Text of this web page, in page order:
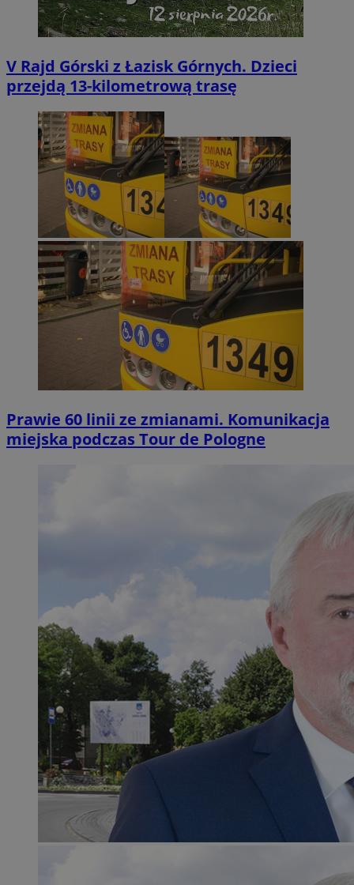
V Rajd Górski z Łazisk Górnych. Dzieci
przejdą 13-kilometrową trasę
Prawie 60 linii ze zmianami. Komunikacja
miejska podczas Tour de Pologne